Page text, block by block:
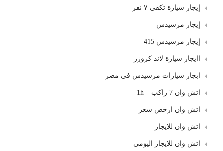
إيجار سيارة تكفي ٧ نفر
إيجار مرسيدس
إيجار مرسيدس 415
اايجار سيارة لاند كروزر
ابجار سيارات مرسيدس في مصر
اتش وان 7 راكب – 1h
اتش وان ارخص سعر
اتش وان للايجار
اتش وان للايجار اليومي